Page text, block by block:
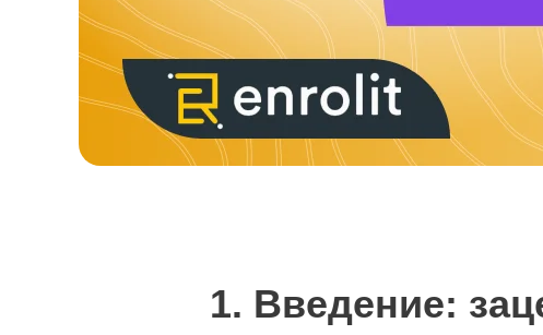
1. Введение: